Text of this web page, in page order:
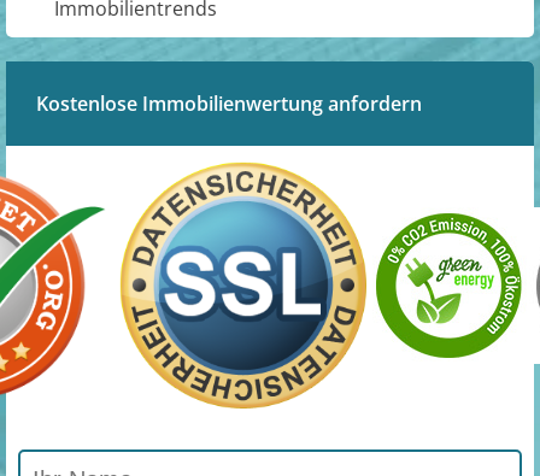
Immobilientrends
Kostenlose Immobilienwertung anfordern